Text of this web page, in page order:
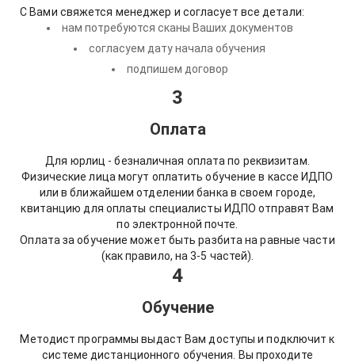
С Вами свяжется менеджер и согласует все детали:
нам потребуются сканы Ваших документов
согласуем дату начала обучения
подпишем договор
3
Оплата
Для юрлиц - безналичная оплата по реквизитам.
Физические лица могут оплатить обучение в кассе ИДПО
или в ближайшем отделении банка в своем городе,
квитанцию для оплаты специалисты ИДПО отправят Вам
по электронной почте.
Оплата за обучение может быть разбита на равные части
(как правило, на 3-5 частей).
4
Обучение
Методист программы выдаст Вам доступы и подключит к
системе дистанционного обучения. Вы проходите